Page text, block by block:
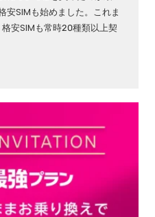
SIMも始めました。これま
安SIMも常時20種類以上契